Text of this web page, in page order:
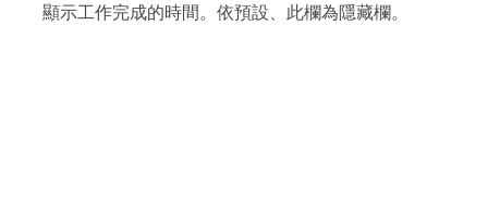
顯示工作完成的時間。依預設、此欄為隱藏欄。